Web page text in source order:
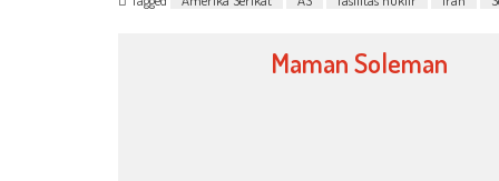
Maman Soleman